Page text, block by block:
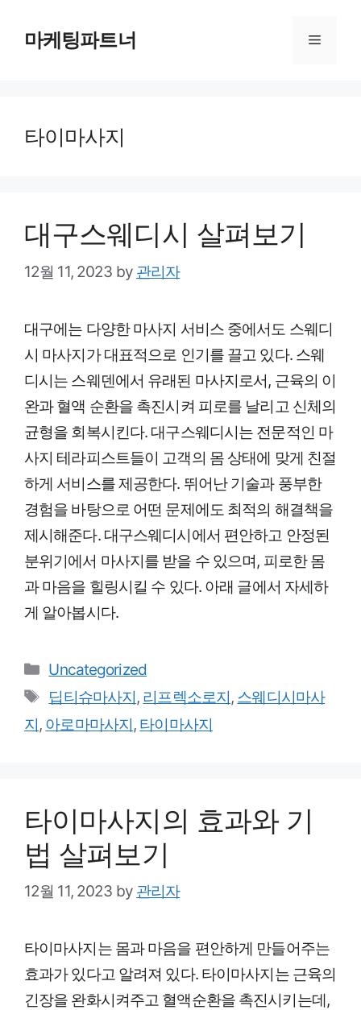
마케팅파트너 Menu
타이마사지
대구스웨디시 살펴보기
12월 11, 2023 by 관리자
대구에는 다양한 마사지 서비스 중에서도 스웨디
시 마사지가 대표적으로 인기를 끌고 있다. 스웨
디시는 스웨덴에서 유래된 마사지로서, 근육의 이
완과 혈액 순환을 촉진시켜 피로를 날리고 신체의
균형을 회복시킨다. 대구스웨디시는 전문적인 마
사지 테라피스트들이 고객의 몸 상태에 맞게 친절
하게 서비스를 제공한다. 뛰어난 기술과 풍부한
경험을 바탕으로 어떤 문제에도 최적의 해결책을
제시해준다. 대구스웨디시에서 편안하고 안정된
분위기에서 마사지를 받을 수 있으며, 피로한 몸
과 마음을 힐링시킬 수 있다. 아래 글에서 자세하
게 알아봅시다.
Categories
Uncategorized
Tags
딥티슈마사지, 리프렉소로지, 스웨디시마사
지, 아로마마사지, 타이마사지
타이마사지의 효과와 기
법 살펴보기
12월 11, 2023 by 관리자
타이마사지는 몸과 마음을 편안하게 만들어주는
효과가 있다고 알려져 있다. 타이마사지는 근육의
긴장을 완화시켜주고 혈액순환을 촉진시키는데,